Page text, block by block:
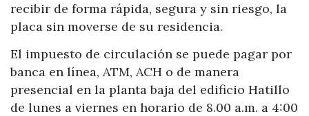
recibir de forma rápida, segura y sin riesgo, la
placa sin moverse de su residencia.
El impuesto de circulación se puede pagar por
banca en línea, ATM, ACH o de manera
presencial en la planta baja del edificio Hatillo
de lunes a viernes en horario de 8.00 a.m. a 4:00